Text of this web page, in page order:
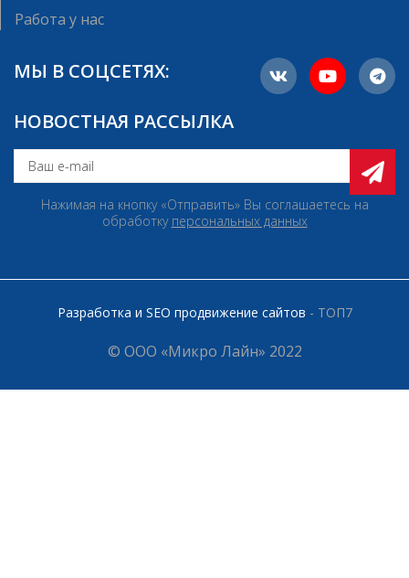
Работа у нас
МЫ В СОЦСЕТЯХ:
НОВОСТНАЯ РАССЫЛКА
Нажимая на кнопку «Отправить» Вы соглашаетесь на
обработку персональных данных
© ООО «Микро Лайн» 2022
Разработка и SEO продвижение сайтов - ТОП7